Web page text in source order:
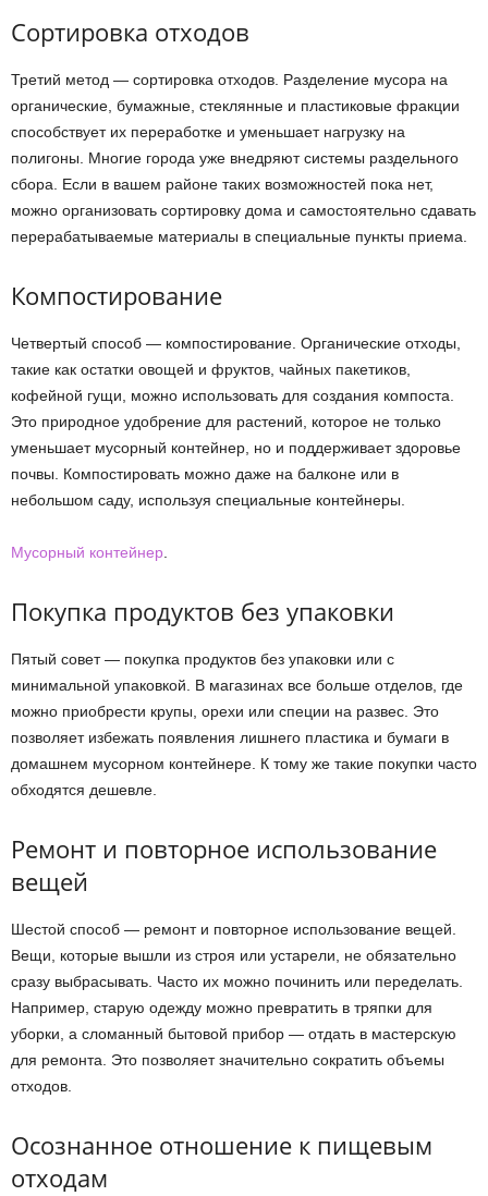
Сортировка отходов
Третий метод — сортировка отходов. Разделение мусора на
органические, бумажные, стеклянные и пластиковые фракции
способствует их переработке и уменьшает нагрузку на
полигоны. Многие города уже внедряют системы раздельного
сбора. Если в вашем районе таких возможностей пока нет,
можно организовать сортировку дома и самостоятельно сдавать
перерабатываемые материалы в специальные пункты приема.
Компостирование
Четвертый способ — компостирование. Органические отходы,
такие как остатки овощей и фруктов, чайных пакетиков,
кофейной гущи, можно использовать для создания компоста.
Это природное удобрение для растений, которое не только
уменьшает мусорный контейнер, но и поддерживает здоровье
почвы. Компостировать можно даже на балконе или в
небольшом саду, используя специальные контейнеры.
Мусорный контейнер.
Покупка продуктов без упаковки
Пятый совет — покупка продуктов без упаковки или с
минимальной упаковкой. В магазинах все больше отделов, где
можно приобрести крупы, орехи или специи на развес. Это
позволяет избежать появления лишнего пластика и бумаги в
домашнем мусорном контейнере. К тому же такие покупки часто
обходятся дешевле.
Ремонт и повторное использование
вещей
Шестой способ — ремонт и повторное использование вещей.
Вещи, которые вышли из строя или устарели, не обязательно
сразу выбрасывать. Часто их можно починить или переделать.
Например, старую одежду можно превратить в тряпки для
уборки, а сломанный бытовой прибор — отдать в мастерскую
для ремонта. Это позволяет значительно сократить объемы
отходов.
Осознанное отношение к пищевым
отходам